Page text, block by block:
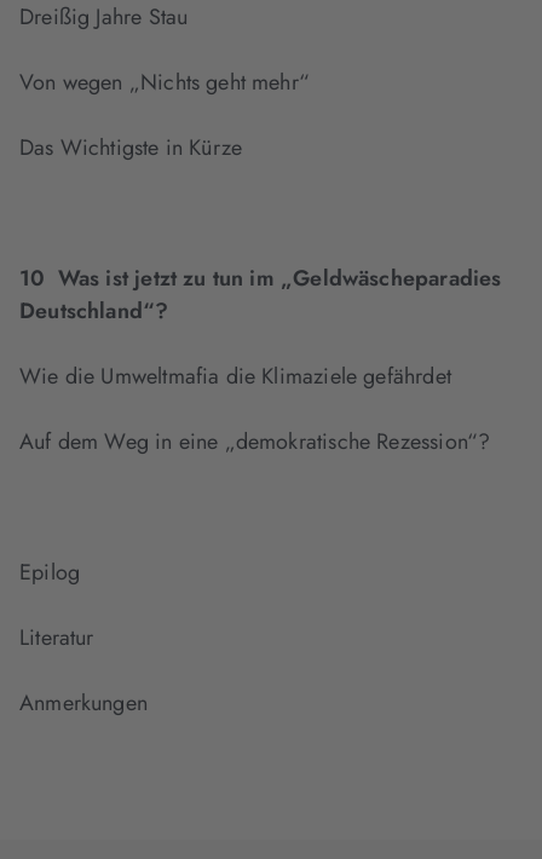
Dreißig Jahre Stau
Von wegen „Nichts geht mehr“
Das Wichtigste in Kürze
10 Was ist jetzt zu tun im „Geldwäscheparadies
Deutschland“?
Wie die Umweltmafia die Klimaziele gefährdet
Auf dem Weg in eine „demokratische Rezession“?
Epilog
Literatur
Anmerkungen